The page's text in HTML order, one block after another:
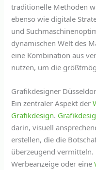
traditionelle Methoden
ebenso wie digitale
und
dynamischen Welt des
eine Kombination aus
nutzen, um die
Grafikdesigner
Ein zentraler Aspekt der
Grafikdesign.
darin, visuell
erstellen, die die
überzeugend vermitteln.
Werbeanzeige oder eine